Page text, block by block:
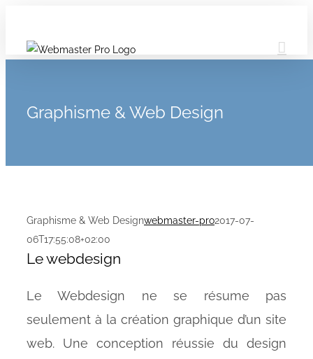
Graphisme & Web Design
Graphisme & Web Designwebmaster-pro2017-07-
06T17:55:08+02:00
Le webdesign
Le Webdesign ne se résume pas
seulement à la création graphique d’un site
web. Une conception réussie du design